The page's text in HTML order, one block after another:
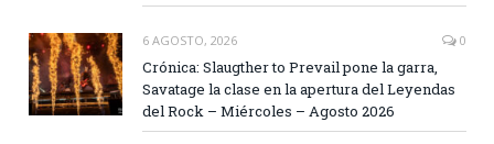
6 AGOSTO, 2026 0
Crónica: Slaugther to Prevail pone la garra,
Savatage la clase en la apertura del Leyendas
del Rock – Miércoles – Agosto 2026